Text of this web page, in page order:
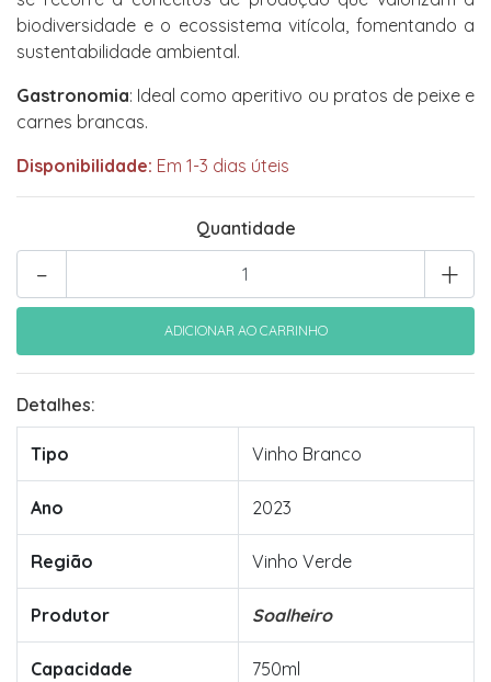
biodiversidade e o ecossistema vitícola, fomentando a
sustentabilidade ambiental.
Gastronomia: Ideal como aperitivo ou pratos de peixe e
carnes brancas.
Disponibilidade: Em 1-3 dias úteis
Quantidade
+
-
Detalhes:
Tipo Vinho Branco
Ano 2023
Região Vinho Verde
Produtor Soalheiro
Capacidade 750ml